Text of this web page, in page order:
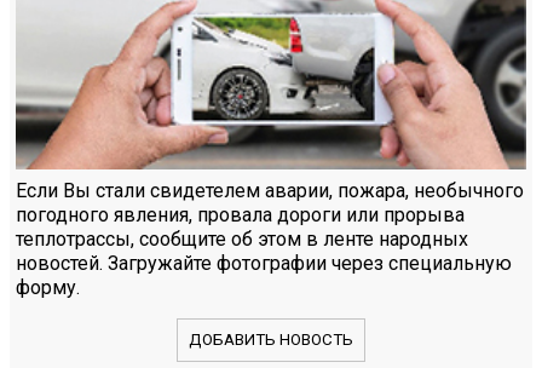
Если Вы стали свидетелем аварии, пожара, необычного
погодного явления, провала дороги или прорыва
теплотрассы, сообщите об этом в ленте народных
новостей. Загружайте фотографии через специальную
форму.
ДОБАВИТЬ НОВОСТЬ